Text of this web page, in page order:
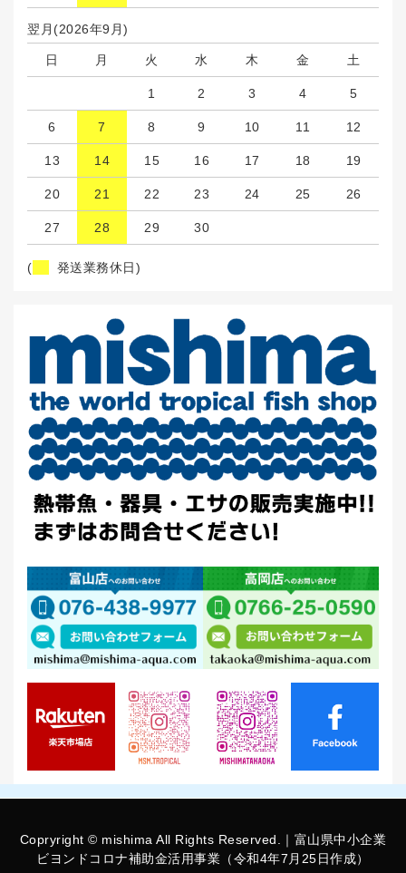
翌月(2026年9月)
日 月 火 水 木 金 土
1 2 3 4 5
6 7 8 9 10 11 12
13 14 15 16 17 18 19
20 21 22 23 24 25 26
27 28 29 30
( 発送業務休日)
Copryright © mishima All Rights Reserved.｜富山県中小企業
ビヨンドコロナ補助金活用事業（令和4年7月25日作成）